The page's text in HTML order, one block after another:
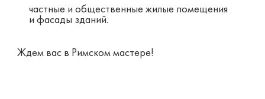
частные и общественные жилые помещения
и фасады зданий.
Ждем вас в Римском мастере!